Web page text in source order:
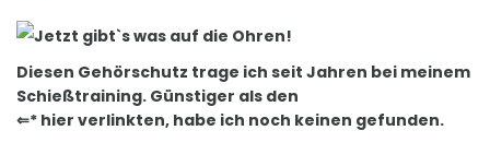
Jetzt gibt`s was auf die Ohren!
Diesen Gehörschutz trage ich seit Jahren bei meinem
Schießtraining. Günstiger als den
⇐* hier verlinkten, habe ich noch keinen gefunden.